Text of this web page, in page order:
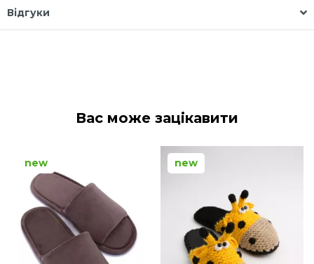
Відгуки
Вас може зацікавити
new new